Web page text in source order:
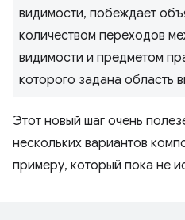
видимости, побеждает
количеством переходов
видимости и предметом
которого задана область
Этот новый шаг очень
нескольких вариантов
примеру, который пока не